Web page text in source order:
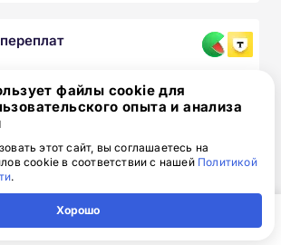
курса вы получите:
официальных
файлы cookie для
опыта и анализа
этот сайт, вы соглашаетесь на
cookie в соответствии с нашей Политикой
.
Хорошо